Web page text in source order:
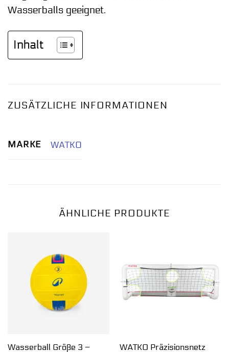
Wasserballs geeignet.
Inhalt
ZUSÄTZLICHE INFORMATIONEN
MARKE WATKO
ÄHNLICHE PRODUKTE
Wasserball Größe 3 – WATKO Präzisionsnetz